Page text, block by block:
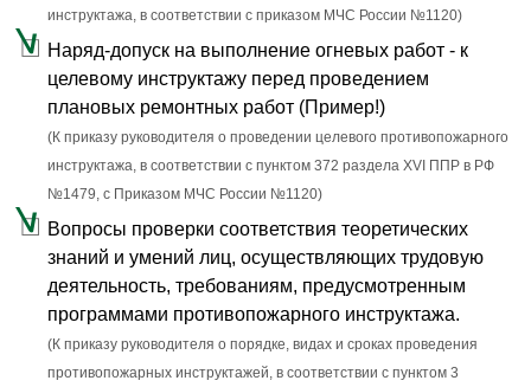
инструктажа, в соответствии с приказом МЧС России №1120)
Наряд-допуск на выполнение огневых работ - к
целевому инструктажу перед проведением
плановых ремонтных работ (Пример!)
(К приказу руководителя о проведении целевого противопожарного
инструктажа, в соответствии с пунктом 372 раздела XVI ППР в РФ
№1479, c Приказом МЧС России №1120)
Вопросы проверки соответствия теоретических
знаний и умений лиц, осуществляющих трудовую
деятельность, требованиям, предусмотренным
программами противопожарного инструктажа.
(К приказу руководителя о порядке, видах и сроках проведения
противопожарных инструктажей, в соответствии с пунктом 3